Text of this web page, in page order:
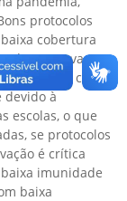
protocolos
cobertura
agravar
em países com
devido à
escolas, o que
se protocolos
é crítica
imunidade
baixa